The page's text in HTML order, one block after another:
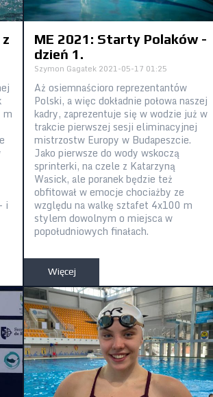
m
i
ME 2021: Starty Polaków -
dzień 1.
Szymon Gagatek 2021-05-17 01:25
Aż osiemnaścioro reprezentantów
Polski, a więc dokładnie połowa naszej
kadry, zaprezentuje się w wodzie już w
trakcie pierwszej sesji eliminacyjnej
mistrzostw Europy w Budapeszcie.
Jako pierwsze do wody wskoczą
sprinterki, na czele z Katarzyną
Wasick, ale poranek będzie też
obfitował w emocje chociażby ze
względu na walkę sztafet 4x100 m
stylem dowolnym o miejsca w
popołudniowych finałach.
Więcej